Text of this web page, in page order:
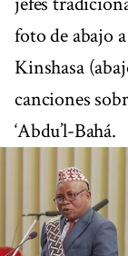
foto de abajo
Kinshasa
canciones
‘Abdu’l-Bahá.